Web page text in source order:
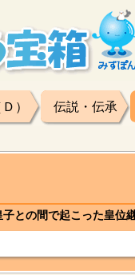
） 伝説・伝承
との間で起こった皇